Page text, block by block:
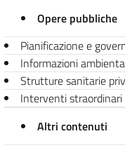
Opere pubbliche
Pianificazione e
Informazioni
Strutture sanitarie
Interventi straordinari
Altri contenuti